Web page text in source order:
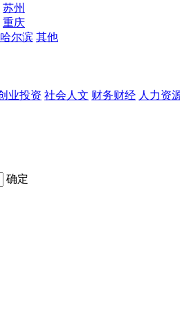
苏州
重庆
哈尔滨 其他
业投资 社会人文 财务财经 人力资
确定